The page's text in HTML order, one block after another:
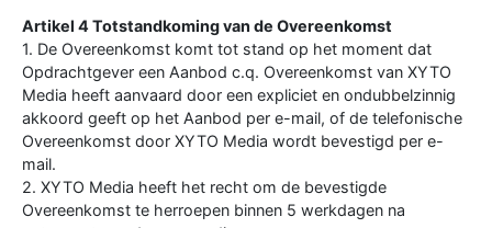
Artikel 4 Totstandkoming van de Overeenkomst
1. De Overeenkomst komt tot stand op het moment dat
Opdrachtgever een Aanbod c.q. Overeenkomst van XYTO
Media heeft aanvaard door een expliciet en ondubbelzinnig
akkoord geeft op het Aanbod per e-mail, of de telefonische
Overeenkomst door XYTO Media wordt bevestigd per e-
mail.
2. XYTO Media heeft het recht om de bevestigde
Overeenkomst te herroepen binnen 5 werkdagen na